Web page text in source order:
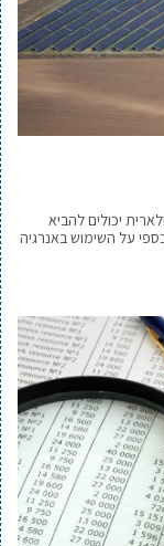
יכולים להביא
על השימוש באנרגיה